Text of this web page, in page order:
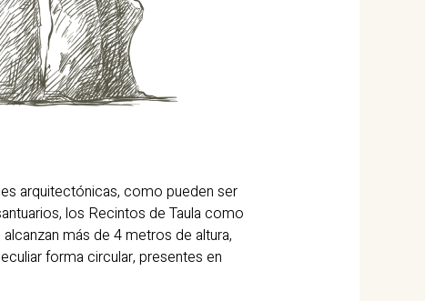
arquitectónicas, como pueden ser
los Recintos de Taula como
más de 4 metros de altura,
forma circular, presentes en